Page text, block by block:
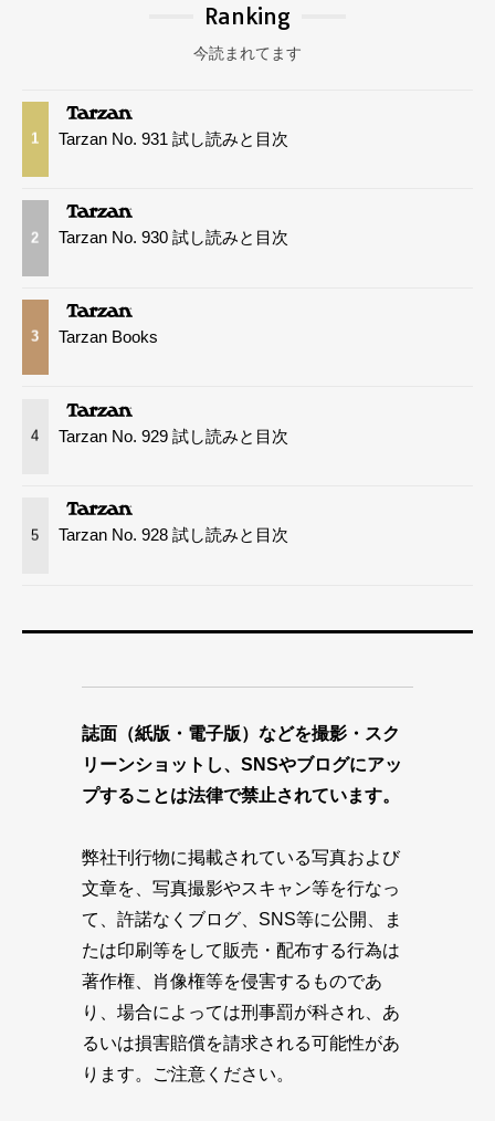
Ranking
今読まれてます
1 Tarzan No. 931 試し読みと目次
2 Tarzan No. 930 試し読みと目次
3 Tarzan Books
4 Tarzan No. 929 試し読みと目次
5 Tarzan No. 928 試し読みと目次
誌面（紙版・電子版）などを撮影・スク
リーンショットし、SNSやブログにアッ
プすることは法律で禁止されています。
弊社刊行物に掲載されている写真および
文章を、写真撮影やスキャン等を行なっ
て、許諾なくブログ、SNS等に公開、ま
たは印刷等をして販売・配布する行為は
著作権、肖像権等を侵害するものであ
り、場合によっては刑事罰が科され、あ
るいは損害賠償を請求される可能性があ
ります。ご注意ください。